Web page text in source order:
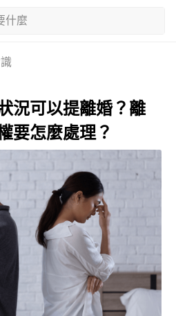
況可以提離婚？離
要怎麼處理？